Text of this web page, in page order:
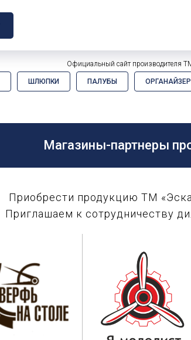
Официальный сайт производителя
ШЛЮПКИ ПАЛУБЫ
Магазины-партнеры
Приобрести продукцию ТМ
Приглашаем к сотрудничеству